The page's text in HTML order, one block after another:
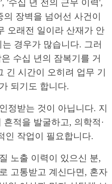
'수십 년 전의 근무 이력',
장벽을 넘어선 사건이
오래전 일이라 산재가 안
경우가 많습니다. 그러
수십 년의 잠복기를 거
긴 시간이 오히려 업무 기
되기도 합니다.
정받는 것이 아닙니다. 지
적을 발굴하고, 의학적·
인 작업이 필요합니다.
노출 이력이 있으신 분,
고통받고 계신다면, 혼자